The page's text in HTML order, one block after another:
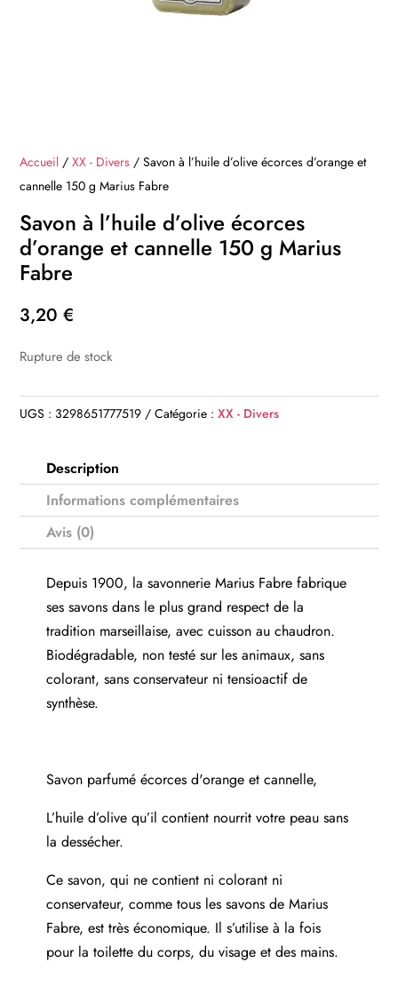
Accueil /XX - Divers / Savon à l’huile d’olive écorces d’orange et
cannelle 150 g Marius Fabre
Savon à l’huile d’olive écorces
d’orange et cannelle 150 g Marius
Fabre
3,20€
Rupture de stock
UGS : 3298651777519 Catégorie :XX - Divers
Description
Informations complémentaires
Avis (0)
Depuis 1900, la savonnerie Marius Fabre fabrique
ses savons dans le plus grand respect de la
tradition marseillaise, avec cuisson au chaudron.
Biodégradable, non testé sur les animaux, sans
colorant, sans conservateur ni tensioactif de
synthèse.
Savon parfumé écorces d'orange et cannelle,
L’huile d’olive qu’il contient nourrit votre peau sans
la dessécher.
Ce savon, qui ne contient ni colorant ni
conservateur, comme tous les savons de Marius
Fabre, est très économique. Il s’utilise à la fois
pour la toilette du corps, du visage et des mains.